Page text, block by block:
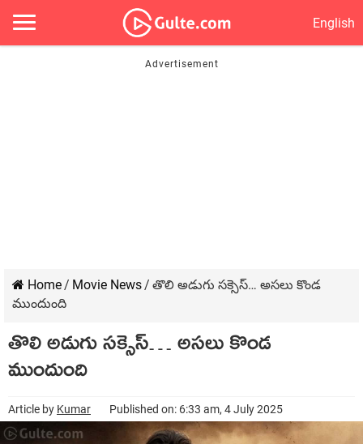
English
Home/ Movie News/ తొలి అడుగు సక్సెస్… అసలు కొండ
ముందుంది
తొలి అడుగు సక్సెస్… అసలు కొండ
ముందుంది
Article by Kumar Published on: 6:33 am, 4 July 2025